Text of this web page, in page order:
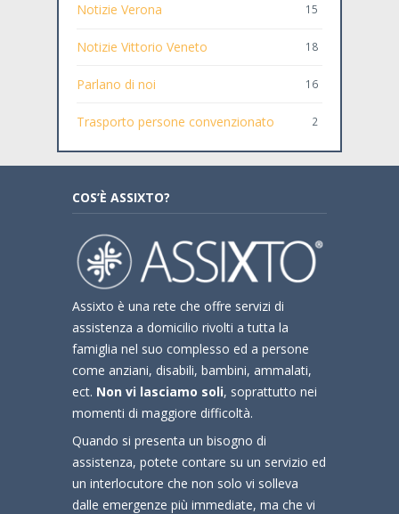
Notizie Verona 15
Notizie Vittorio Veneto 18
Parlano di noi 16
Trasporto persone convenzionato 2
COS’È ASSIXTO?
Assixto è una rete che offre servizi di
assistenza a domicilio rivolti a tutta la
famiglia nel suo complesso ed a persone
come anziani, disabili, bambini, ammalati,
ect. Non vi lasciamo soli, soprattutto nei
momenti di maggiore difficoltà.
Quando si presenta un bisogno di
assistenza, potete contare su un servizio ed
un interlocutore che non solo vi solleva
dalle emergenze più immediate, ma che vi